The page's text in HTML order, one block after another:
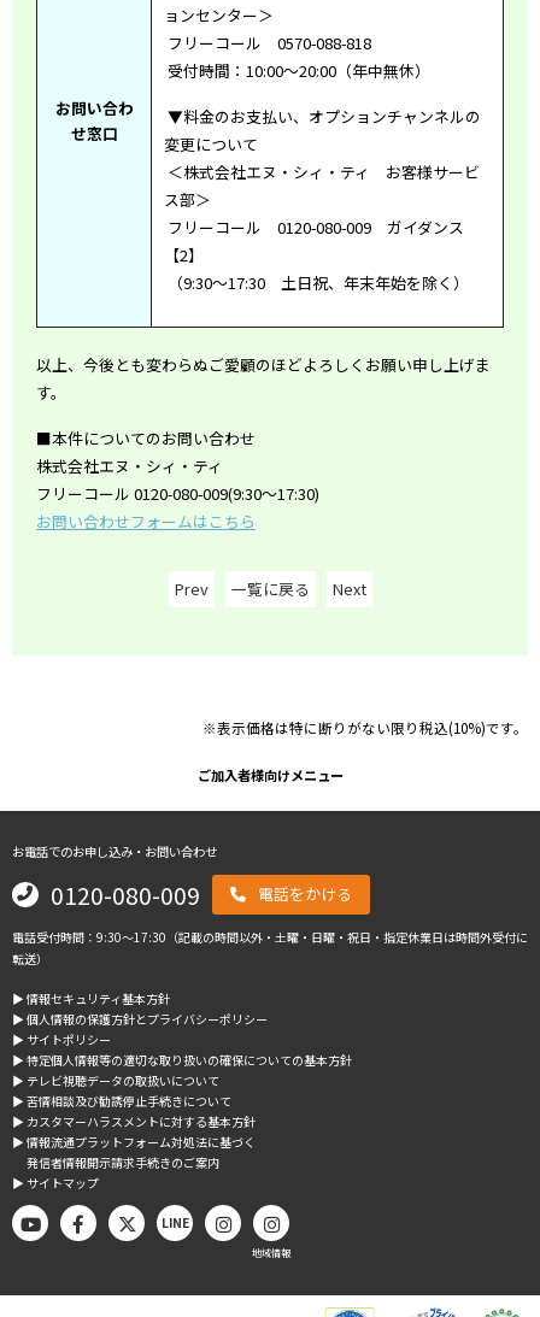
お問い合わ
せ窓口
ョンセンター＞
フリーコール 0570-088-818
受付時間： 10:00～20:00 （年中無休）
▼料金のお支払い、オプションチャンネルの
変更について
＜株式会社エヌ・シィ・ティ お客様サービ
ス部＞
フリーコール 0120-080-009 ガイダンス
【2】
（9:30～17:30 土日祝、年末年始を除く）
以上、今後とも変わらぬご愛顧のほどよろしくお願い申し上げま
す。
■本件についてのお問い合わせ
株式会社エヌ・シィ・ティ
フリーコール 0120-080-009(9:30～17:30)
お問い合わせフォームはこちら
Prev 一覧に戻る Next
※表示価格は特に断りがない限り税込(10%)です。
ご加入者様向けメニュー
お電話でのお申し込み・お問い合わせ
0120-080-009 電話をかける
電話受付時間：9:30～17:30（記載の時間以外・土曜・日曜・祝日・指定休業日は時間外受付に
転送）
▶︎ 情報セキュリティ基本方針
▶︎ 個人情報の保護方針とプライバシーポリシー
▶︎ サイトポリシー
▶︎ 特定個人情報等の適切な取り扱いの確保についての基本方針
▶︎ テレビ視聴データの取扱いについて
▶︎ 苦情相談及び勧誘停止手続きについて
▶︎ カスタマーハラスメントに対する基本方針
▶︎ 情報流通プラットフォーム対処法に基づく
発信者情報開示請求手続きのご案内
▶︎ サイトマップ
LINE
地域情報